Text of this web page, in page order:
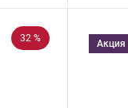
32 % Акция